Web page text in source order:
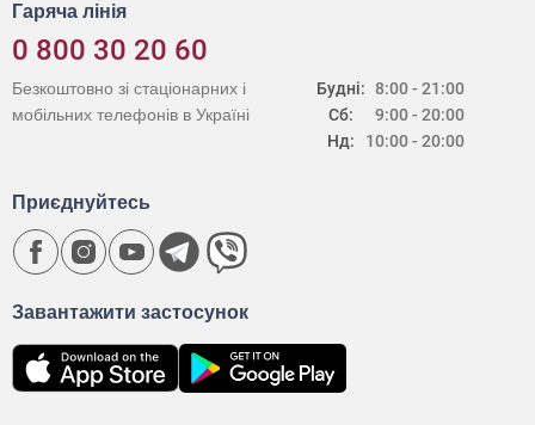
Гаряча лінія
0 800 30 20 60
Будні:
Сб:
Нд:
8:00 - 21:00
9:00 - 20:00
10:00 - 20:00
Безкоштовно зі стаціонарних і
мобільних телефонів в Україні
Завантажити застосунок
Приєднуйтесь